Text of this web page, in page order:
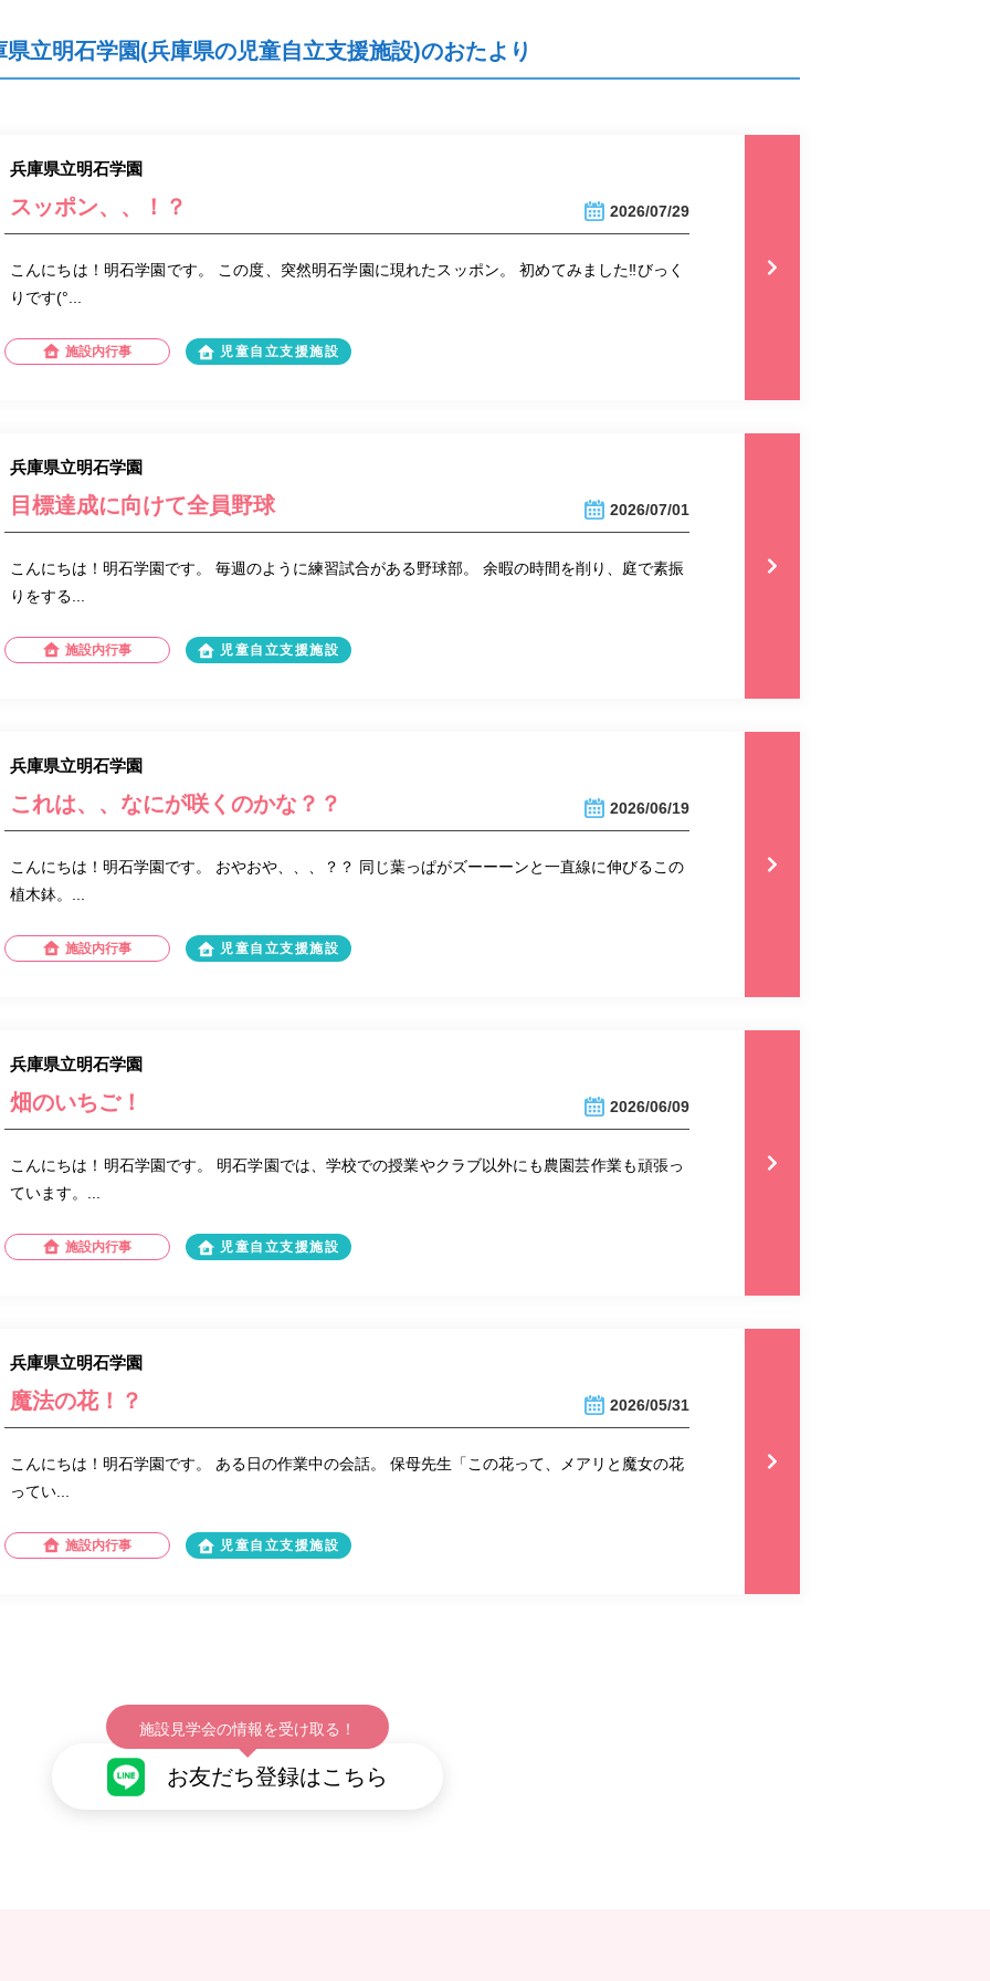
県立明石学園(兵庫県の児童自立支援施設)のおたより
2026/07/29
兵庫県立明石学園
スッポン、、！？
こんにちは！明石学園です。 この度、突然明石学園に現れたスッポン。 初めてみました‼︎びっく
りです(°...
施設内行事 児童自立支援施設
2026/07/01
兵庫県立明石学園
目標達成に向けて全員野球
こんにちは！明石学園です。 毎週のように練習試合がある野球部。 余暇の時間を削り、庭で素振
りをする...
施設内行事 児童自立支援施設
2026/06/19
兵庫県立明石学園
これは、、なにが咲くのかな？？
こんにちは！明石学園です。 おやおや、、、？？ 同じ葉っぱがズーーーンと一直線に伸びるこの
植木鉢。...
施設内行事 児童自立支援施設
2026/06/09
兵庫県立明石学園
畑のいちご！
こんにちは！明石学園です。 明石学園では、学校での授業やクラブ以外にも農園芸作業も頑張っ
ています。...
施設内行事 児童自立支援施設
2026/05/31
兵庫県立明石学園
魔法の花！？
こんにちは！明石学園です。 ある日の作業中の会話。 保母先生「この花って、メアリと魔女の花
ってい...
施設内行事 児童自立支援施設
施設見学会の情報を受け取る！
お友だち登録はこちら